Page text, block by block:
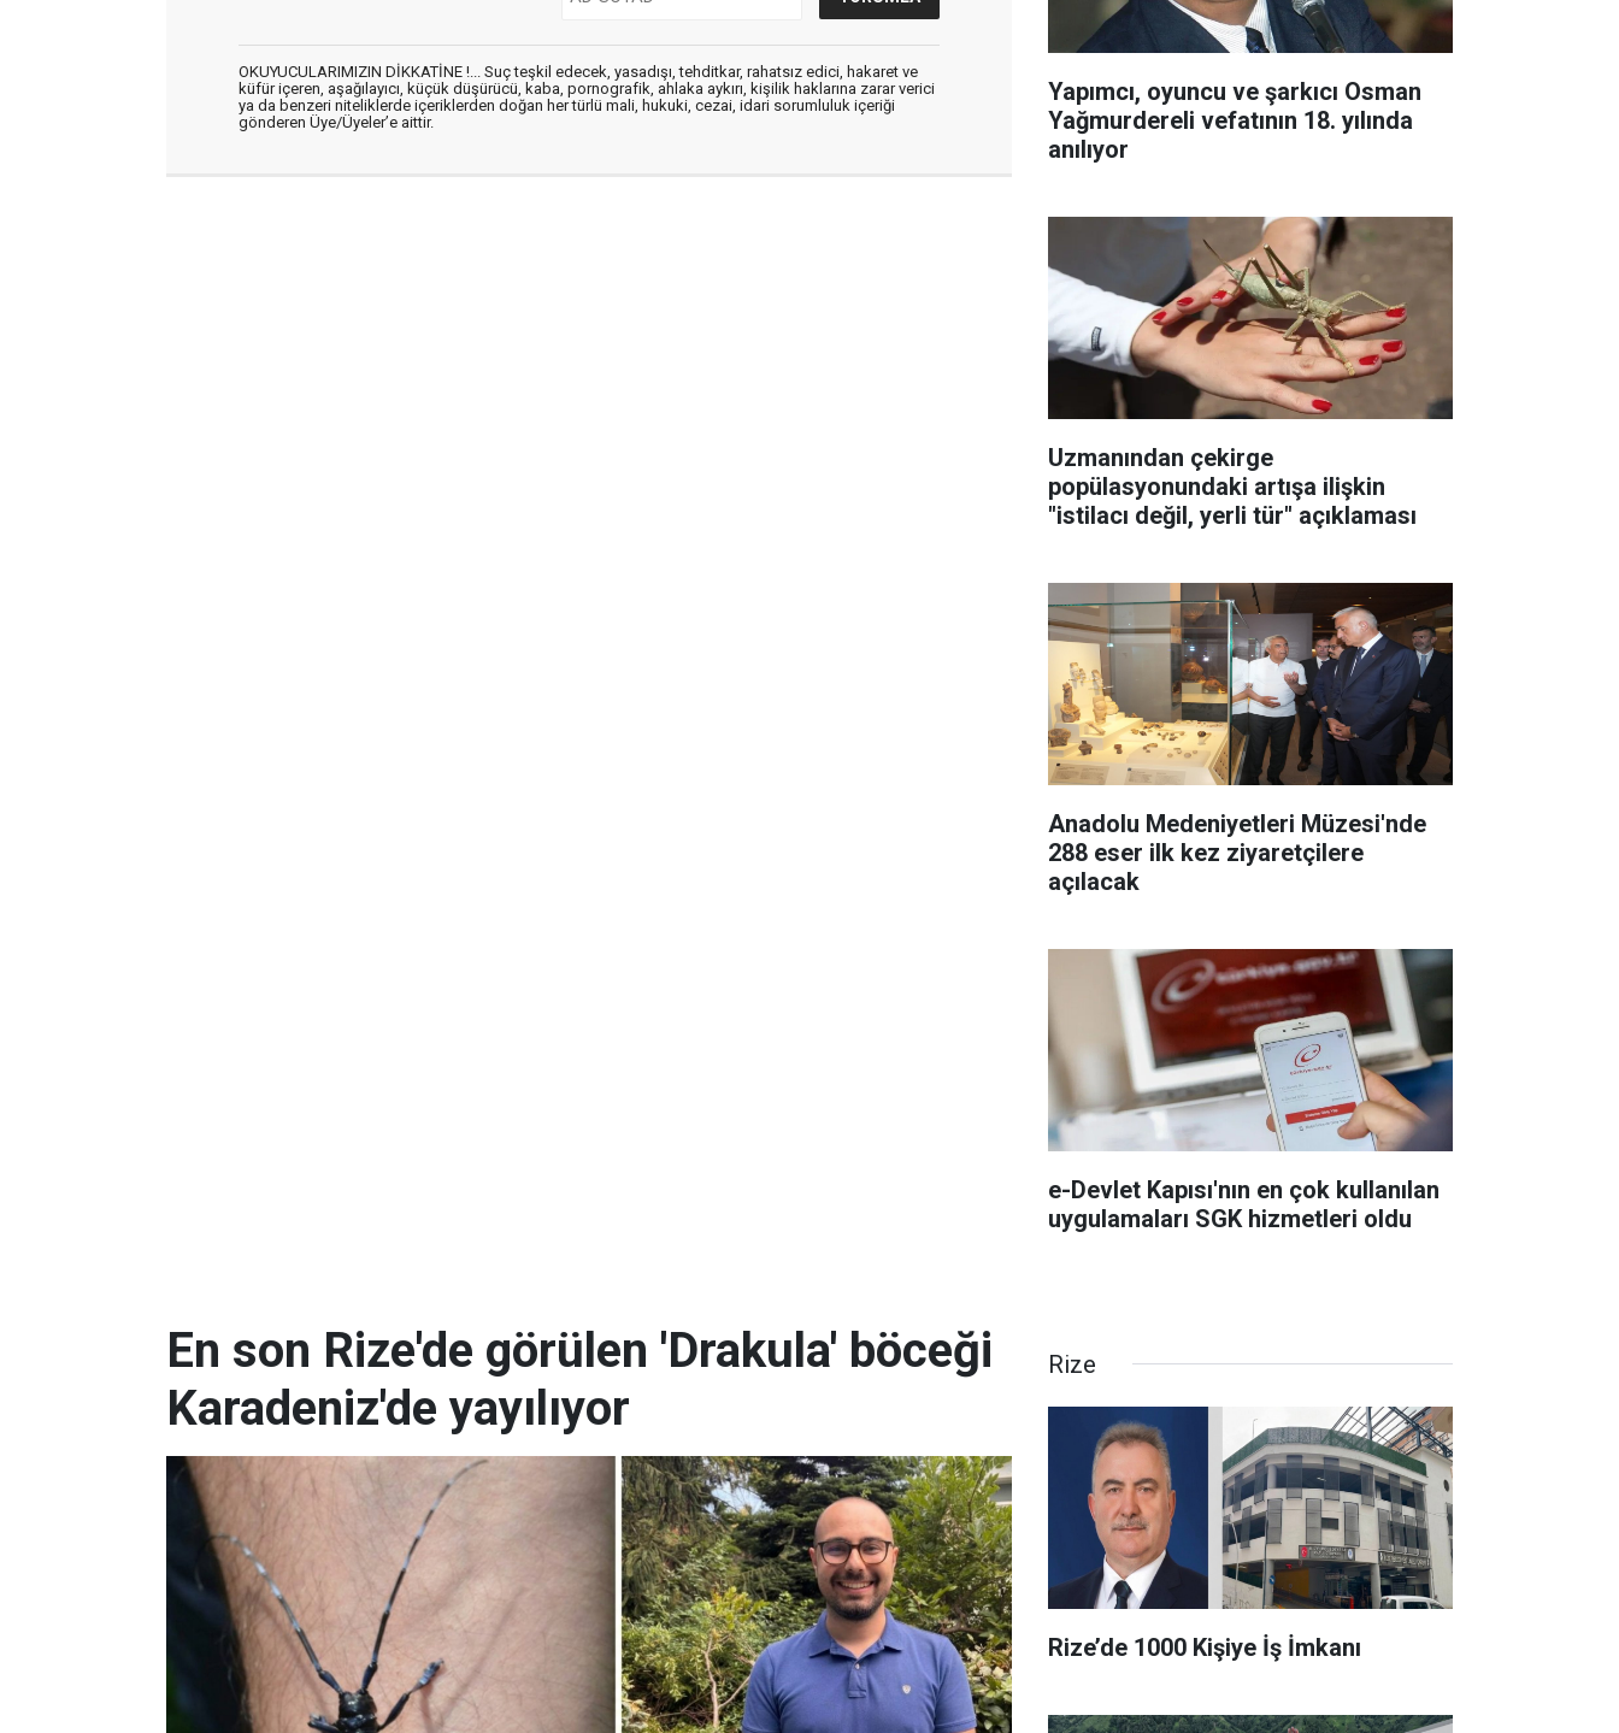
OKUYUCULARIMIZIN DİKKATİNE !... Suç teşkil edecek, yasadışı, tehditkar, rahatsız edici, hakaret ve
küfür içeren, aşağılayıcı, küçük düşürücü, kaba, pornografik, ahlaka aykırı, kişilik haklarına zarar verici
ya da benzeri niteliklerde içeriklerden doğan her türlü mali, hukuki, cezai, idari sorumluluk içeriği
gönderen Üye/Üyeler’e aittir.
Yapımcı, oyuncu ve şarkıcı Osman
Yağmurdereli vefatının 18. yılında
anılıyor
Uzmanından çekirge
popülasyonundaki artışa ilişkin
"istilacı değil, yerli tür" açıklaması
Anadolu Medeniyetleri Müzesi'nde
288 eser ilk kez ziyaretçilere
açılacak
e-Devlet Kapısı'nın en çok kullanılan
uygulamaları SGK hizmetleri oldu
En son Rize'de görülen 'Drakula' böceği
Karadeniz'de yayılıyor
Rize
Rize’de 1000 Kişiye İş İmkanı